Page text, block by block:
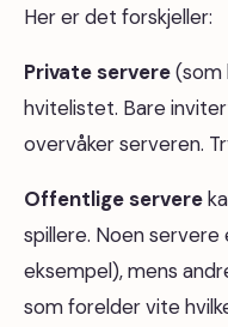
Her er det forskjeller:
Private servere(som
hvitelistet. Bare
overvåker serveren.
Offentlige servere
spillere. Noen
eksempel), mens
som forelder vite